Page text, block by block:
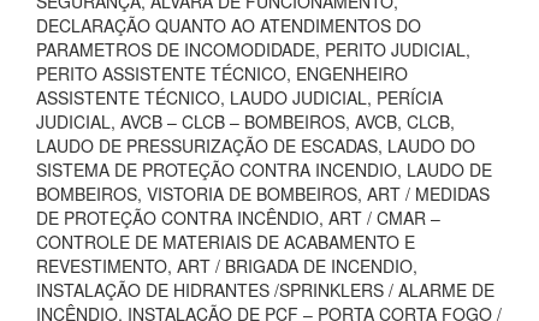
DECLARAÇÃO QUANTO AO ATENDIMENTOS DO
PARAMETROS DE INCOMODIDADE, PERITO JUDICIAL,
PERITO ASSISTENTE TÉCNICO, ENGENHEIRO
ASSISTENTE TÉCNICO, LAUDO JUDICIAL, PERÍCIA
JUDICIAL, AVCB – CLCB – BOMBEIROS, AVCB, CLCB,
LAUDO DE PRESSURIZAÇÃO DE ESCADAS, LAUDO DO
SISTEMA DE PROTEÇÃO CONTRA INCENDIO, LAUDO DE
BOMBEIROS, VISTORIA DE BOMBEIROS, ART / MEDIDAS
DE PROTEÇÃO CONTRA INCÊNDIO, ART / CMAR –
CONTROLE DE MATERIAIS DE ACABAMENTO E
REVESTIMENTO, ART / BRIGADA DE INCENDIO,
INSTALAÇÃO DE HIDRANTES /SPRINKLERS / ALARME DE
INCÊNDIO, INSTALAÇÃO DE PCF – PORTA CORTA FOGO /